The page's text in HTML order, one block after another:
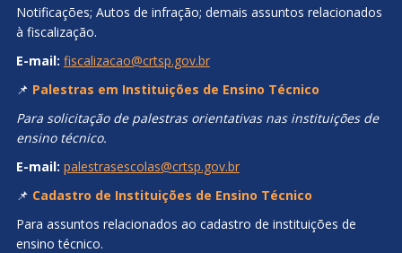
Notificações; Autos de infração; demais assuntos relacionados
à fiscalização.
E-mail: fiscalizacao@crtsp.gov.br
📌 Palestras em Instituições de Ensino Técnico
Para solicitação de palestras orientativas nas instituições de
ensino técnico.
E-mail: palestrasescolas@crtsp.gov.br
📌 Cadastro de Instituições de Ensino Técnico
Para assuntos relacionados ao cadastro de instituições de
ensino técnico.